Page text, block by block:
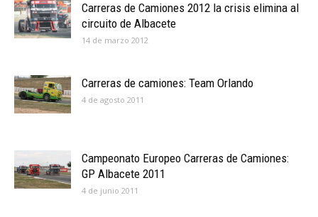
Carreras de Camiones 2012 la crisis elimina al
circuito de Albacete
14 de marzo 2012
Carreras de camiones: Team Orlando
4 de agosto 2011
Campeonato Europeo Carreras de Camiones:
GP Albacete 2011
4 de junio 2011